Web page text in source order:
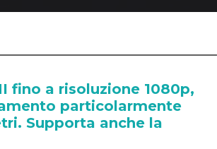
fino a risoluzione 1080p,
particolarmente
Supporta anche la